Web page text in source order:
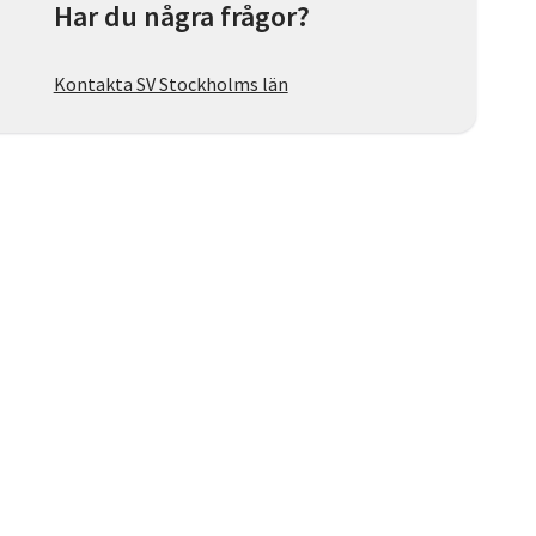
Har du några frågor?
Kontakta SV Stockholms län